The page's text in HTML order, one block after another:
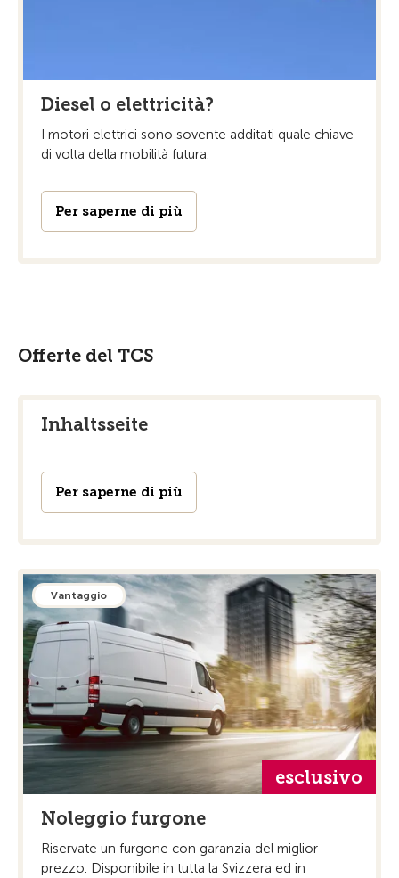
Diesel o elettricità?
I motori elettrici sono sovente additati quale chiave
di volta della mobilità futura.
Per saperne di più
Offerte del TCS
Inhaltsseite
Per saperne di più
Vantaggio
esclusivo
Noleggio furgone
Riservate un furgone con garanzia del miglior
prezzo. Disponibile in tutta la Svizzera ed in